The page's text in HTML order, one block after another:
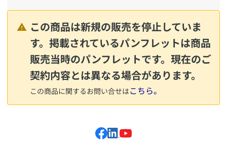
この商品は新規の販売を停止していま
す。掲載されているパンフレットは商品
販売当時のパンフレットです。現在のご
契約内容とは異なる場合があります。
この商品に関するお問い合せはこちら。